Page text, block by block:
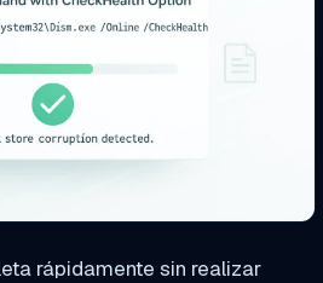
rápidamente sin realizar